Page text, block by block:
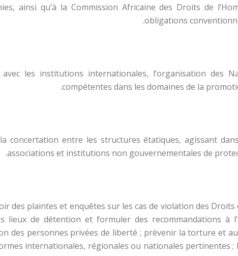
ainsi qu’à la Commission Africaine des Droits de
obligations
les institutions internationales, l’organisation des
compétentes dans les domaines de la
concertation entre les structures étatiques, agissant
associations et institutions non gouvernementales de
des plaintes et enquêtes sur les cas de violation des
lieux de détention et formuler des recommandations à
des personnes privées de liberté ; prévenir la torture et
internationales, régionales ou nationales pertinentes ;